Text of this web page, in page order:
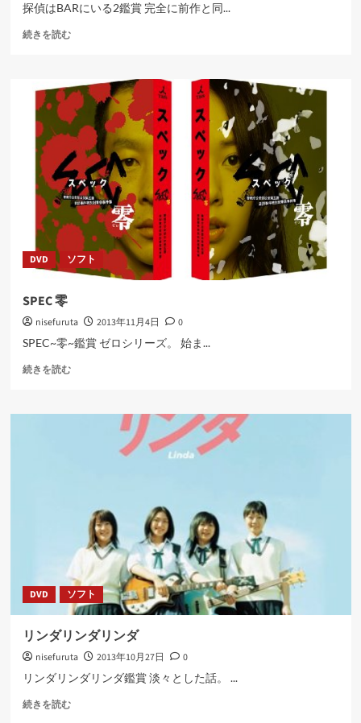
探偵はBARにいる2鑑賞 完全に前作と同...
続きを読む探
に
い
る
2
に
つ
い
て
さ
ら
読
む
DVD ソフト
SPEC 零
nisefuruta 2013年11月4日
0
SPEC~零~鑑賞 ゼロシリーズ。 始ま...
続きを読むSPEC
つ
DVD ソフト
リンダリンダリンダ
nisefuruta 2013年10月27日
0
リンダリンダリンダ鑑賞 淡々とした話。 ...
続きを読むリ